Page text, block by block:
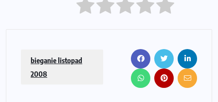
bieganie listopad
2008